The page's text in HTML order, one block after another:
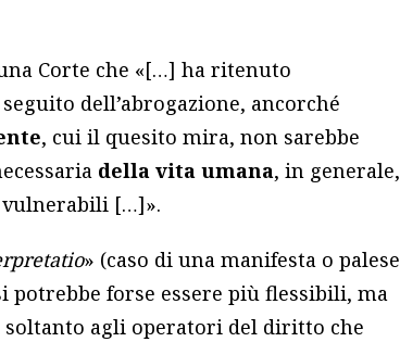
Corte che «[…] ha ritenuto
dell’abrogazione, ancorché
, cui il quesito mira, non sarebbe
della vita umana, in generale,
vulnerabili […]».
» (caso di una manifesta o palese
forse essere più flessibili, ma
soltanto agli operatori del diritto che